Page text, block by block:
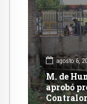
agosto 6,
M. de
aprobó